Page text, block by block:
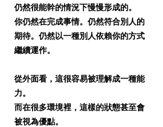
仍然很能幹的情況下慢慢形成的。
你仍然在完成事情。仍然符合別人的
期待。仍然以一種別人依賴你的方式
繼續運作。
從外面看，這很容易被理解成一種能
力。
而在很多環境裡，這樣的狀態甚至會
被視為優點。